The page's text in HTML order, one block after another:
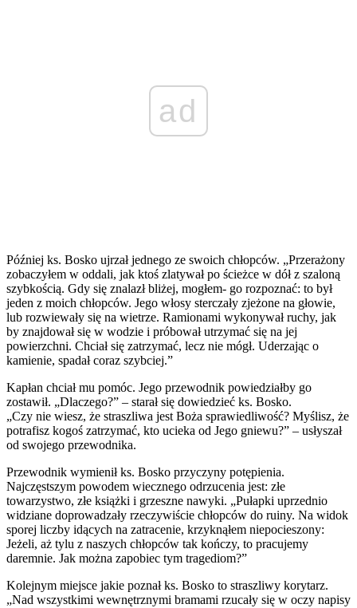
ad
Później ks. Bosko ujrzał jednego ze swoich chłopców. „Przerażony
zobaczyłem w oddali, jak ktoś zlatywał po ścieżce w dół z szaloną
szybkością. Gdy się znalazł bliżej, mogłem- go rozpoznać: to był
jeden z moich chłopców. Jego włosy sterczały zjeżone na głowie,
lub rozwiewały się na wietrze. Ramionami wykonywał ruchy, jak
by znajdował się w wodzie i próbował utrzymać się na jej
powierzchni. Chciał się zatrzymać, lecz nie mógł. Uderzając o
kamienie, spadał coraz szybciej.”
Kapłan chciał mu pomóc. Jego przewodnik powiedziałby go
zostawił. „Dlaczego?” – starał się dowiedzieć ks. Bosko.
„Czy nie wiesz, że straszliwa jest Boża sprawiedliwość? Myślisz, że
potrafisz kogoś zatrzymać, kto ucieka od Jego gniewu?” – usłyszał
od swojego przewodnika.
Przewodnik wymienił ks. Bosko przyczyny potępienia.
Najczęstszym powodem wiecznego odrzucenia jest: złe
towarzystwo, złe książki i grzeszne nawyki. „Pułapki uprzednio
widziane doprowadzały rzeczywiście chłopców do ruiny. Na widok
sporej liczby idących na zatracenie, krzyknąłem niepocieszony:
Jeżeli, aż tylu z naszych chłopców tak kończy, to pracujemy
daremnie. Jak można zapobiec tym tragediom?”
Kolejnym miejsce jakie poznał ks. Bosko to straszliwy korytarz.
„Nad wszystkimi wewnętrznymi bramami rzucały się w oczy napisy